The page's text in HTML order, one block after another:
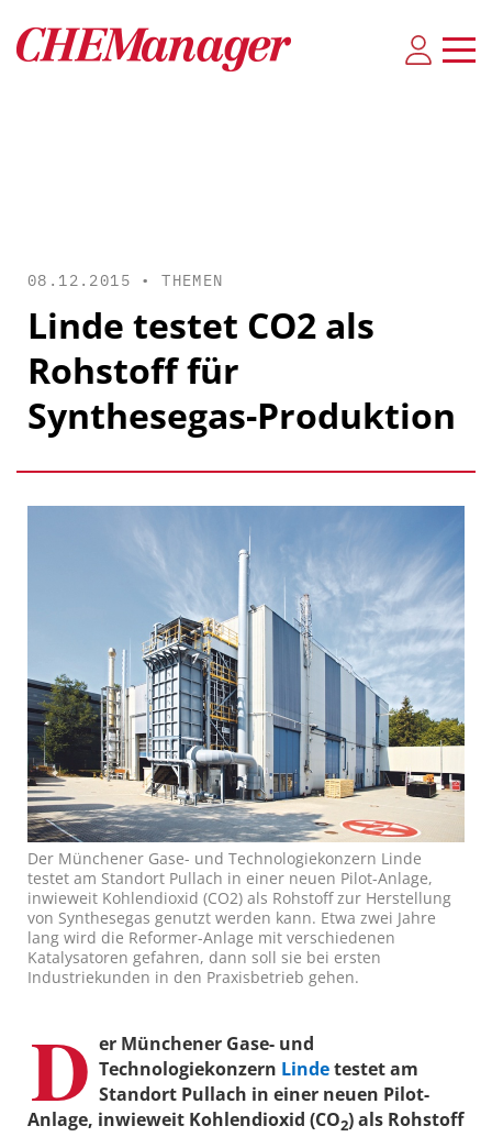
08.12.2015 •THEMEN
Linde testet CO2 als
Rohstoff für
Synthesegas-Produktion
Der Münchener Gase- und Technologiekonzern Linde
testet am Standort Pullach in einer neuen Pilot-Anlage,
inwieweit Kohlendioxid (CO2) als Rohstoff zur Herstellung
von Synthesegas genutzt werden kann. Etwa zwei Jahre
lang wird die Reformer-Anlage mit verschiedenen
Katalysatoren gefahren, dann soll sie bei ersten
Industriekunden in den Praxisbetrieb gehen.
D er Münchener Gase- und
Technologiekonzern Lindetestet am
Standort Pullach in einer neuen Pilot-
Anlage, inwieweit Kohlendioxid (CO2) als Rohstoff